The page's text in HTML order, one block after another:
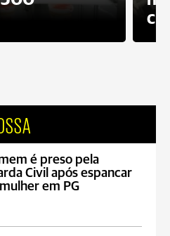
é preso pela
Civil após espancar
em PG